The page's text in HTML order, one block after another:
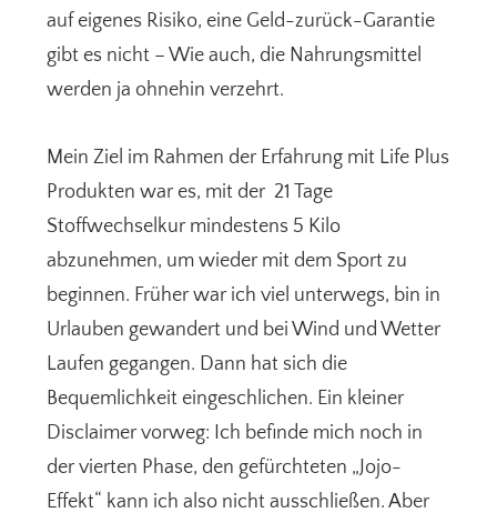
auf eigenes Risiko, eine Geld-zurück-Garantie
gibt es nicht – Wie auch, die Nahrungsmittel
werden ja ohnehin verzehrt.
Mein Ziel im Rahmen der Erfahrung mit Life Plus
Produkten war es, mit der 21 Tage
Stoffwechselkur mindestens 5 Kilo
abzunehmen, um wieder mit dem Sport zu
beginnen. Früher war ich viel unterwegs, bin in
Urlauben gewandert und bei Wind und Wetter
Laufen gegangen. Dann hat sich die
Bequemlichkeit eingeschlichen. Ein kleiner
Disclaimer vorweg: Ich befinde mich noch in
der vierten Phase, den gefürchteten „Jojo-
Effekt“ kann ich also nicht ausschließen. Aber